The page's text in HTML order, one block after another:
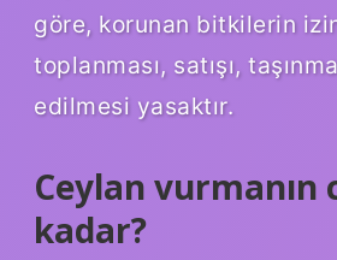
göre, korunan bitkilerin
toplanması, satışı,
edilmesi yasaktır.
Ceylan vurmanın
kadar?